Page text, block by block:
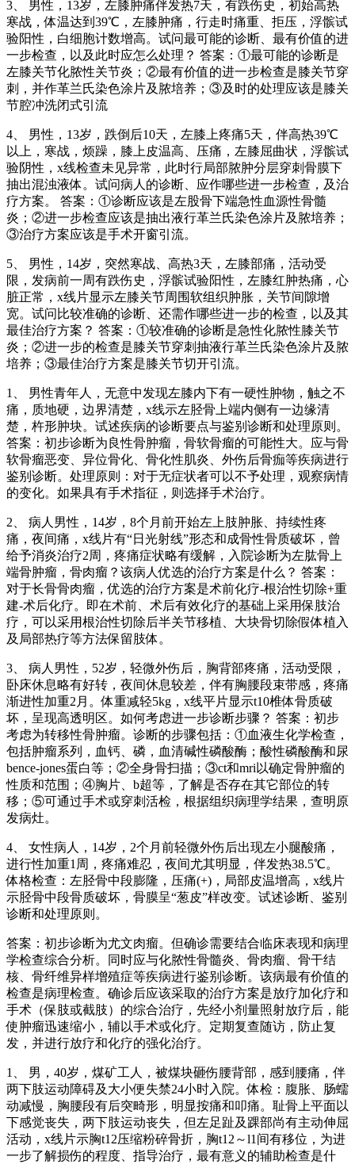
3、 男性，13岁，左膝肿痛伴发热7天，有跌伤史，初始高热
寒战，体温达到39℃，左膝肿痛，行走时痛重、拒压，浮髌试
验阳性，白细胞计数增高。试问最可能的诊断、最有价值的进
一步检查，以及此时应怎么处理？ 答案：①最可能的诊断是
左膝关节化脓性关节炎；②最有价值的进一步检查是膝关节穿
刺，并作革兰氏染色涂片及脓培养；③及时的处理应该是膝关
节腔冲洗闭式引流
4、 男性，13岁，跌倒后10天，左膝上疼痛5天，伴高热39℃
以上，寒战，烦躁，膝上皮温高、压痛，左膝屈曲状，浮髌试
验阴性，x线检查未见异常，此时行局部脓肿分层穿刺骨膜下
抽出混浊液体。试问病人的诊断、应作哪些进一步检查，及治
疗方案。 答案：①诊断应该是左股骨下端急性血源性骨髓
炎；②进一步检查应该是抽出液行革兰氏染色涂片及脓培养；
③治疗方案应该是手术开窗引流。
5、 男性，14岁，突然寒战、高热3天，左膝部痛，活动受
限，发病前一周有跌伤史，浮髌试验阳性，左膝红肿热痛，心
脏正常，x线片显示左膝关节周围软组织肿胀，关节间隙增
宽。试问比较准确的诊断、还需作哪些进一步的检查，以及其
最佳治疗方案？ 答案：①较准确的诊断是急性化脓性膝关节
炎；②进一步的检查是膝关节穿刺抽液行革兰氏染色涂片及脓
培养；③最佳治疗方案是膝关节切开引流。
1、 男性青年人，无意中发现左膝内下有一硬性肿物，触之不
痛，质地硬，边界清楚，x线示左胫骨上端内侧有一边缘清
楚，杵形肿块。试述疾病的诊断要点与鉴别诊断和处理原则。
答案：初步诊断为良性骨肿瘤，骨软骨瘤的可能性大。应与骨
软骨瘤恶变、异位骨化、骨化性肌炎、外伤后骨痂等疾病进行
鉴别诊断。处理原则：对于无症状者可以不予处理，观察病情
的变化。如果具有手术指征，则选择手术治疗。
2、 病人男性，14岁，8个月前开始左上肢肿胀、持续性疼
痛，夜间痛，x线片有“日光射线”形态和成骨性骨质破坏，曾
给予消炎治疗2周，疼痛症状略有缓解，入院诊断为左肱骨上
端骨肿瘤，骨肉瘤？该病人优选的治疗方案是什么？ 答案：
对于长骨骨肉瘤，优选的治疗方案是术前化疗-根治性切除+重
建-术后化疗。即在术前、术后有效化疗的基础上采用保肢治
疗，可以采用根治性切除后半关节移植、大块骨切除假体植入
及局部热疗等方法保留肢体。
3、 病人男性，52岁，轻微外伤后，胸背部疼痛，活动受限，
卧床休息略有好转，夜间休息较差，伴有胸腰段束带感，疼痛
渐进性加重2月。体重减轻5kg，x线平片显示t10椎体骨质破
坏，呈现高透明区。如何考虑进一步诊断步骤？ 答案：初步
考虑为转移性骨肿瘤。诊断的步骤包括：①血液生化学检查，
包括肿瘤系列，血钙、磷，血清碱性磷酸酶；酸性磷酸酶和尿
bence-jones蛋白等；②全身骨扫描；③ct和mri以确定骨肿瘤的
性质和范围；④胸片、b超等，了解是否存在其它部位的转
移；⑤可通过手术或穿刺活检，根据组织病理学结果，查明原
发病灶。
4、 女性病人，14岁，2个月前轻微外伤后出现左小腿酸痛，
进行性加重1周，疼痛难忍，夜间尤其明显，伴发热38.5℃。
体格检查：左胫骨中段膨隆，压痛(+)，局部皮温增高，x线片
示胫骨中段骨质破坏，骨膜呈“葱皮”样改变。试述诊断、鉴别
诊断和处理原则。
答案：初步诊断为尤文肉瘤。但确诊需要结合临床表现和病理
学检查综合分析。同时应与化脓性骨髓炎、骨肉瘤、骨干结
核、骨纤维异样增殖症等疾病进行鉴别诊断。该病最有价值的
检查是病理检查。确诊后应该采取的治疗方案是放疗加化疗和
手术（保肢或截肢）的综合治疗，先经小剂量照射放疗后，能
使肿瘤迅速缩小，辅以手术或化疗。定期复查随访，防止复
发，并进行放疗和化疗的强化治疗。
1、 男，40岁，煤矿工人，被煤块砸伤腰背部，感到腰痛，伴
两下肢运动障碍及大小便失禁24小时入院。体检：腹胀、肠蠕
动减慢，胸腰段有后突畸形，明显按痛和叩痛。耻骨上平面以
下感觉丧失，两下肢运动丧失，但左足趾及踝部尚有主动伸屈
活动，x线片示胸t12压缩粉碎骨折，胸t12～l1间有移位，为进
一步了解损伤的程度、指导治疗，最有意义的辅助检查是什